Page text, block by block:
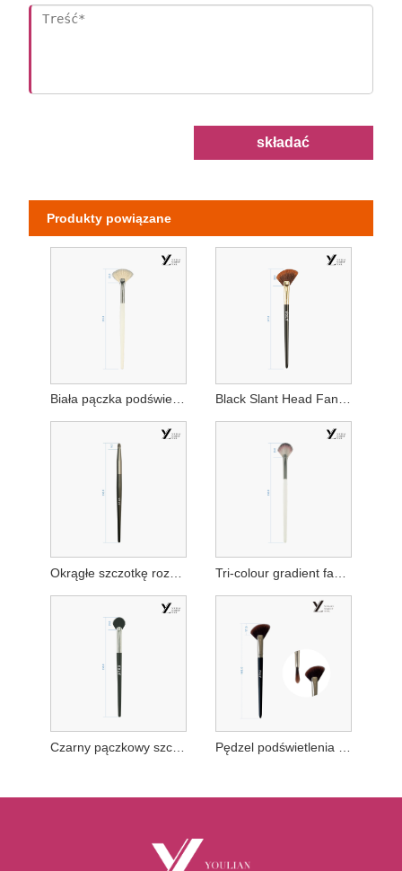
składać
Produkty powiązane
Biała pączka podświetlana szczotka Black Slant Head Fan Brush
Okrągłe szczotkę rozświetlacza
Czarny pączkowy szczotka z rozświetlacz